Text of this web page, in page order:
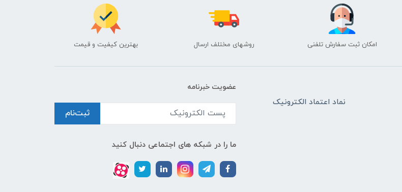
امکان ثبت سفارش تلفنی روشهای مختلف ارسال بهترین کیفیت و قیمت
نماد اعتماد الکترونیک
عضویت خبرنامه
ثبت‌نام
ما را در شبکه های اجتماعی دنبال کنید